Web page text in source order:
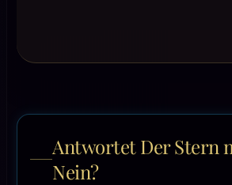
Antwortet Der Stern
Nein?